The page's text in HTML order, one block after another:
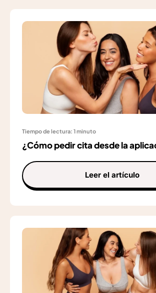
Tiempo de lectura: 1 minuto
¿Cómo pedir cita desde la
Leer el artículo